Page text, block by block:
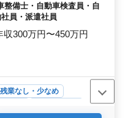
応 ・部品の交換・取り付
ルシューティング時の整
ント＊ ・中高年活躍中 ・
保険完備 ・マイカー通勤
待ちしております！ ＼ま
整備士・自動車検査員・自
員・派遣社員
300万円〜450万円
残業なし・少なめ